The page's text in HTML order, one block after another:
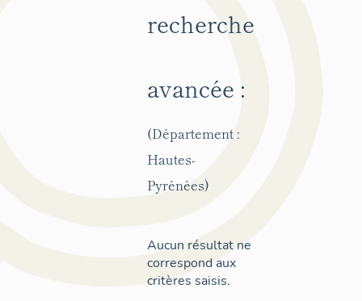
recherche
avancée :
(Département :
Hautes-
Pyrénées)
Aucun résultat ne
correspond aux
critères saisis.